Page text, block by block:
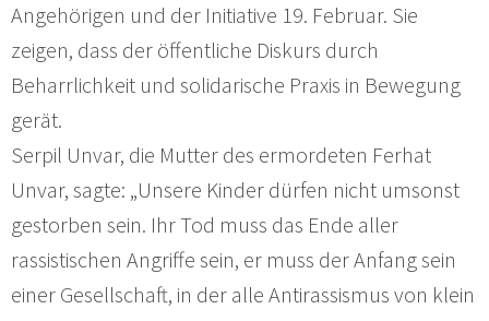
Angehörigen und der Initiative 19. Februar. Sie
zeigen, dass der öffentliche Diskurs durch
Beharrlichkeit und solidarische Praxis in Bewegung
gerät.
Serpil Unvar, die Mutter des ermordeten Ferhat
Unvar, sagte: „Unsere Kinder dürfen nicht umsonst
gestorben sein. Ihr Tod muss das Ende aller
rassistischen Angriffe sein, er muss der Anfang sein
einer Gesellschaft, in der alle Antirassismus von klein